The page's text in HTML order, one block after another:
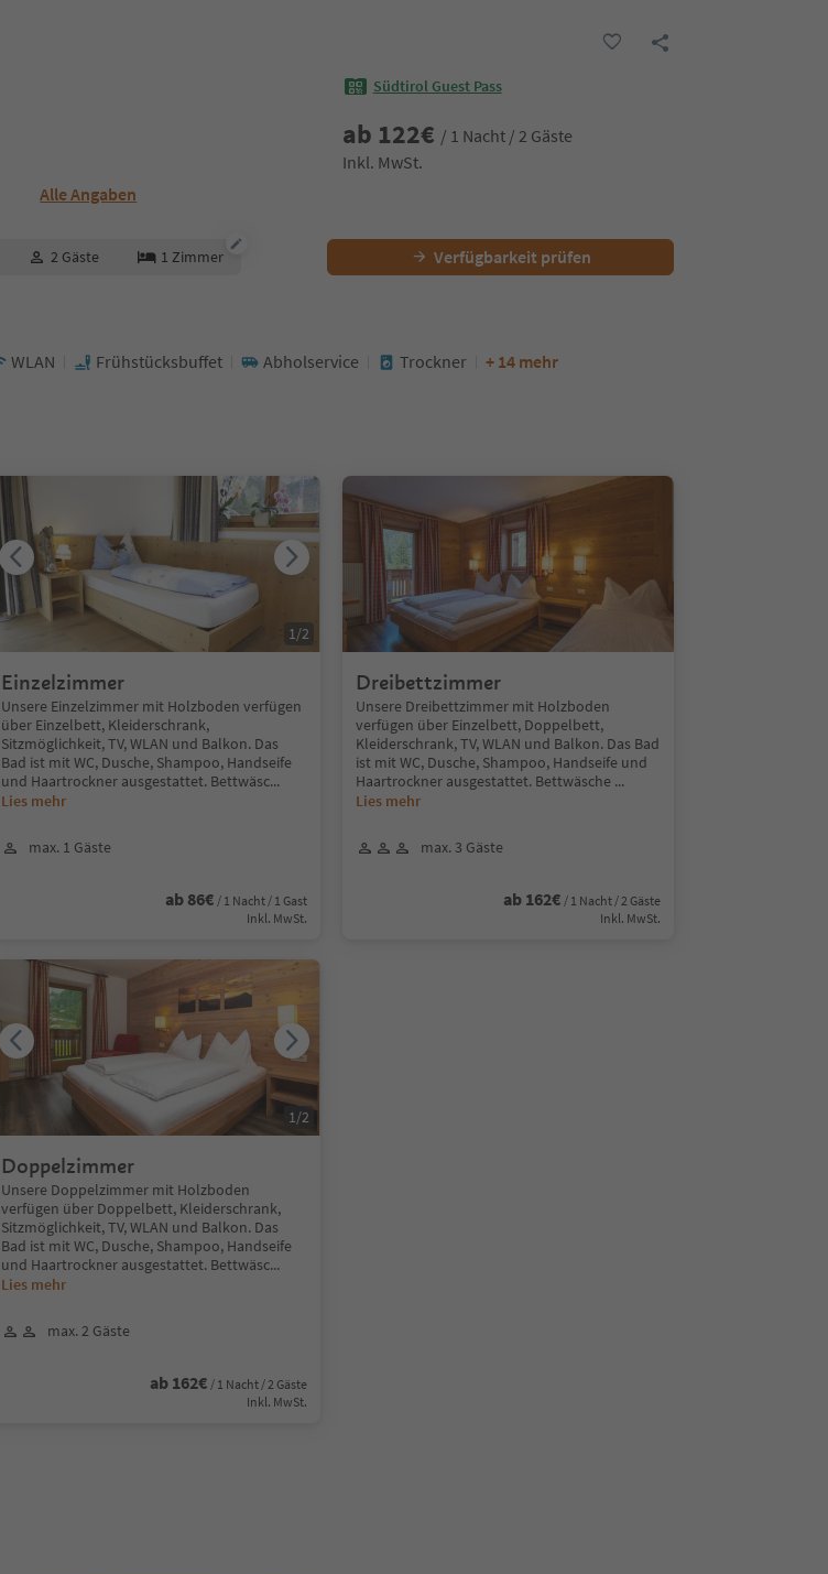
Alle Angaben
Südtirol Guest Pass
ab 122€ / 1 Nacht / 2 Gäste
Inkl. MwSt.
2 Gäste 1 Zimmer Verfügbarkeit prüfen
WLAN Frühstücksbuffet Abholservice Trockner + 14 mehr
Einzelzimmer
Unsere Einzelzimmer mit Holzboden verfügen
über Einzelbett, Kleiderschrank,
Sitzmöglichkeit, TV, WLAN und Balkon. Das
Bad ist mit WC, Dusche, Shampoo, Handseife
und Haartrockner ausgestattet. Bettwäsc...
Lies mehr
max. 1 Gäste
ab 86€ / 1 Nacht / 1 Gast
Inkl. MwSt.
1/2
Dreibettzimmer
Unsere Dreibettzimmer mit Holzboden
verfügen über Einzelbett, Doppelbett,
Kleiderschrank, TV, WLAN und Balkon. Das Bad
ist mit WC, Dusche, Shampoo, Handseife und
Haartrockner ausgestattet. Bettwäsche ...
Lies mehr
max. 3 Gäste
ab 162€ / 1 Nacht / 2 Gäste
Inkl. MwSt.
Doppelzimmer
Unsere Doppelzimmer mit Holzboden
verfügen über Doppelbett, Kleiderschrank,
Sitzmöglichkeit, TV, WLAN und Balkon. Das
Bad ist mit WC, Dusche, Shampoo, Handseife
und Haartrockner ausgestattet. Bettwäsc...
Lies mehr
max. 2 Gäste
ab 162€ / 1 Nacht / 2 Gäste
Inkl. MwSt.
1/2